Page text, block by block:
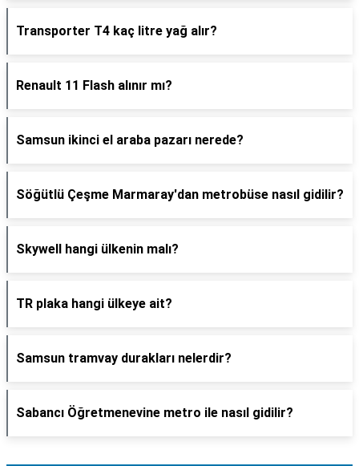
Transporter T4 kaç litre yağ alır?
Renault 11 Flash alınır mı?
Samsun ikinci el araba pazarı nerede?
Söğütlü Çeşme Marmaray'dan metrobüse nasıl gidilir?
Skywell hangi ülkenin malı?
TR plaka hangi ülkeye ait?
Samsun tramvay durakları nelerdir?
Sabancı Öğretmenevine metro ile nasıl gidilir?